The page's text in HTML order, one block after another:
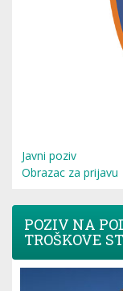
Javni poziv
Obrazac za prijavu
POZIV NA
TROŠKOVE